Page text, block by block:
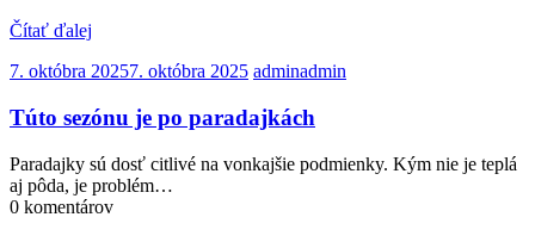
Čítať ďalej
7. októbra 20257. októbra 2025 adminadmin
Túto sezónu je po paradajkách
Paradajky sú dosť citlivé na vonkajšie podmienky. Kým nie je teplá
aj pôda, je problém…
0 komentárov